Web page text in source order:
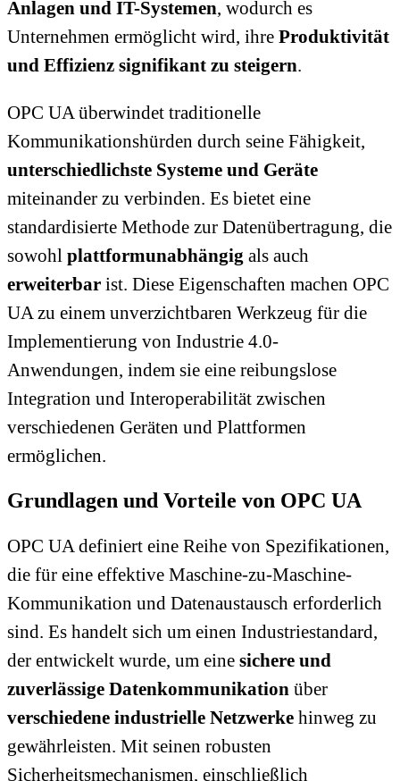
Anlagen und IT-Systemen, wodurch es
Unternehmen ermöglicht wird, ihre Produktivität
und Effizienz signifikant zu steigern.
OPC UA überwindet traditionelle
Kommunikationshürden durch seine Fähigkeit,
unterschiedlichste Systeme und Geräte
miteinander zu verbinden. Es bietet eine
standardisierte Methode zur Datenübertragung, die
sowohl plattformunabhängig als auch
erweiterbar ist. Diese Eigenschaften machen OPC
UA zu einem unverzichtbaren Werkzeug für die
Implementierung von Industrie 4.0-
Anwendungen, indem sie eine reibungslose
Integration und Interoperabilität zwischen
verschiedenen Geräten und Plattformen
ermöglichen.
Grundlagen und Vorteile von OPC UA
OPC UA definiert eine Reihe von Spezifikationen,
die für eine effektive Maschine-zu-Maschine-
Kommunikation und Datenaustausch erforderlich
sind. Es handelt sich um einen Industriestandard,
der entwickelt wurde, um eine sichere und
zuverlässige Datenkommunikation über
verschiedene industrielle Netzwerke hinweg zu
gewährleisten. Mit seinen robusten
Sicherheitsmechanismen, einschließlich